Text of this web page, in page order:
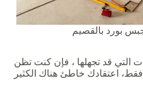
بورد بالقصيم
التي قد تجهلها ، فإن كنت تظن
اعتقادك خاطئ هناك الكثير